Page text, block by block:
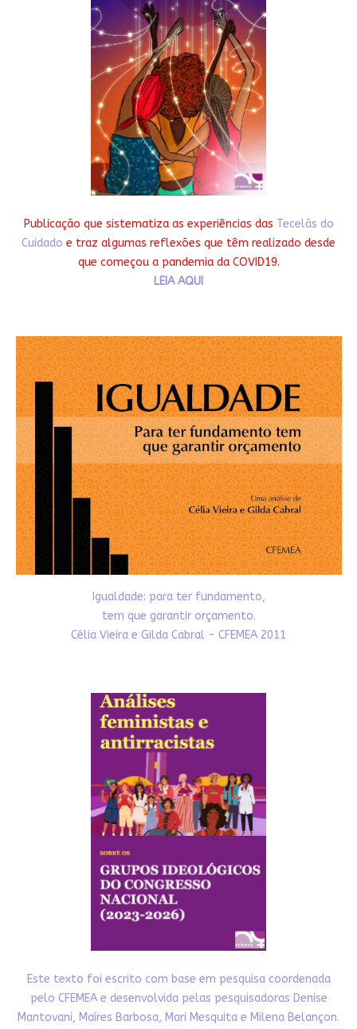
Publicação que sistematiza as experiências das Tecelãs do
Cuidado e traz algumas reflexões que têm realizado desde
que começou a pandemia da COVID19.
LEIA AQUI
Igualdade: para ter fundamento,
tem que garantir orçamento.
Célia Vieira e Gilda Cabral - CFEMEA 2011
Este texto foi escrito com base em pesquisa coordenada
pelo CFEMEA e desenvolvida pelas pesquisadoras Denise
Mantovani, Maíres Barbosa, Mari Mesquita e Milena Belançon.